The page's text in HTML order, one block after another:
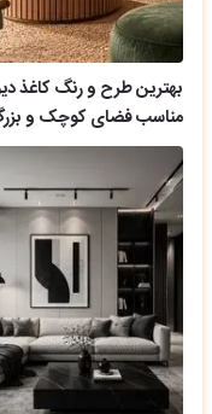
بهترین طرح و رنگ کاغذ
مناسب فضای کوچک و